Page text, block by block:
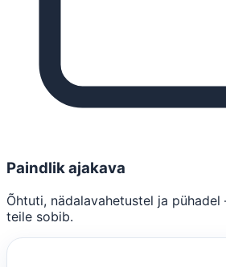
Paindlik ajakava
Õhtuti, nädalavahetustel ja
teile sobib.